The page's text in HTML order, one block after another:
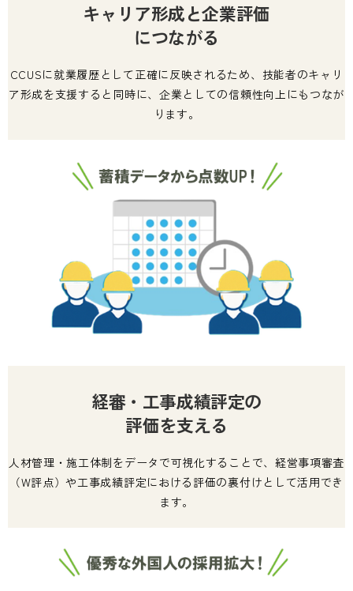
キャリア形成と企業評価
につながる
CCUSに就業履歴として正確に反映されるため、技能者のキャリ
ア形成を支援すると同時に、企業としての信頼性向上にもつなが
ります。
経審・工事成績評定の
評価を支える
人材管理・施工体制をデータで可視化することで、経営事項審査
（W評点）や工事成績評定における評価の裏付けとして活用でき
ます。